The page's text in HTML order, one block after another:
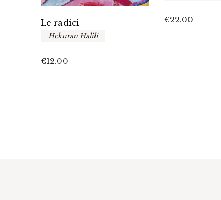
Le radici
Hekuran Halili
€12.00
€22.00